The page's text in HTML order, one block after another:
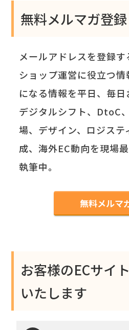
無料メルマガ登録
メールアドレスを登録
ショップ運営に役立つ
になる情報を平日、毎日
デジタルシフト、DtoC
場、デザイン、ロジステ
成、海外EC動向を現場
執筆中。
無料メルマ
お客様のECサイ
いたします